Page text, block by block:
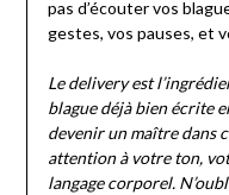
pas d’écouter vos
gestes, vos pauses, et
Le delivery est
blague déjà bien écrite
devenir un maître dans
attention à votre ton,
langage corporel.